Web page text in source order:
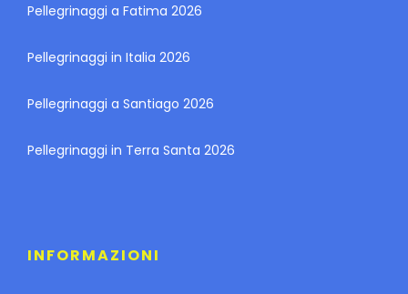
Pellegrinaggi a Fatima 2026
Pellegrinaggi in Italia 2026
Pellegrinaggi a Santiago 2026
Pellegrinaggi in Terra Santa 2026
INFORMAZIONI